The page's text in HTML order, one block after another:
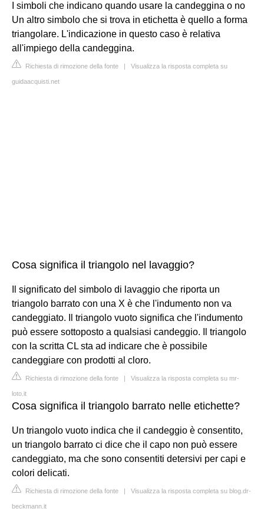
I simboli che indicano quando usare la candeggina o no
Un altro simbolo che si trova in etichetta è quello a forma
triangolare. L'indicazione in questo caso è relativa
all'impiego della candeggina.
Richiesta di rimozione della fonte | Visualizza la risposta completa su
guidaacquisti.net
Cosa significa il triangolo nel lavaggio?
Il significato del simbolo di lavaggio che riporta un
triangolo barrato con una X è che l'indumento non va
candeggiato. Il triangolo vuoto significa che l'indumento
può essere sottoposto a qualsiasi candeggio. Il triangolo
con la scritta CL sta ad indicare che è possibile
candeggiare con prodotti al cloro.
Richiesta di rimozione della fonte | Visualizza la risposta completa su mr-
loto.it
Cosa significa il triangolo barrato nelle etichette?
Un triangolo vuoto indica che il candeggio è consentito,
un triangolo barrato ci dice che il capo non può essere
candeggiato, ma che sono consentiti detersivi per capi e
colori delicati.
Richiesta di rimozione della fonte | Visualizza la risposta completa su blog.dr-
beckmann.it